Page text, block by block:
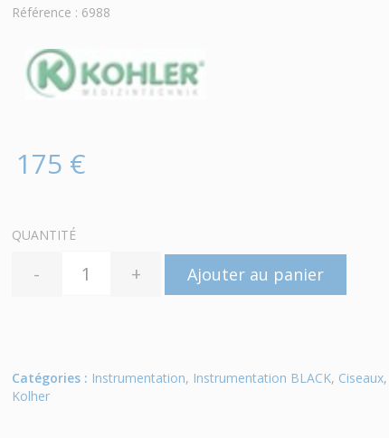
Référence : 6988
175 €
QUANTITÉ
- + Ajouter au panier
Catégories : Instrumentation, Instrumentation BLACK, Ciseaux,
Kolher